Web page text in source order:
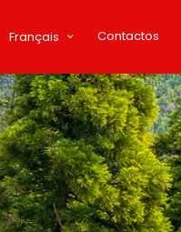
Français Contactos